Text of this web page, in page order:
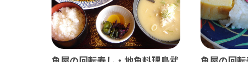
南房総
かずさ・臨